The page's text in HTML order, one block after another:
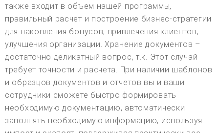
также входит в объем нашей программы,
правильный расчет и построение бизнес-стратегии
для накопления бонусов, привлечения клиентов,
улучшения организации. Хранение документов –
достаточно деликатный вопрос, т.к. Этот случай
требует точности и расчета. При наличии шаблонов
и образцов документов и отчетов вы и ваши
сотрудники сможете быстро формировать
необходимую документацию, автоматически
заполнять необходимую информацию, используя